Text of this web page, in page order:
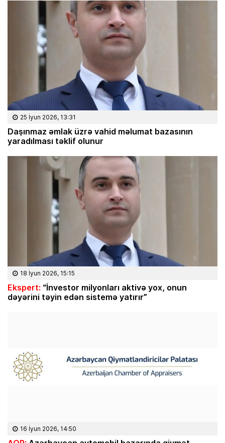
25 İyun 2026, 13:31
Daşınmaz əmlak üzrə vahid məlumat bazasının
yaradılması təklif olunur
18 İyun 2026, 15:15
Ekspert: “İnvestor milyonları aktivə yox, onun
dəyərini təyin edən sistemə yatırır”
16 İyun 2026, 14:50